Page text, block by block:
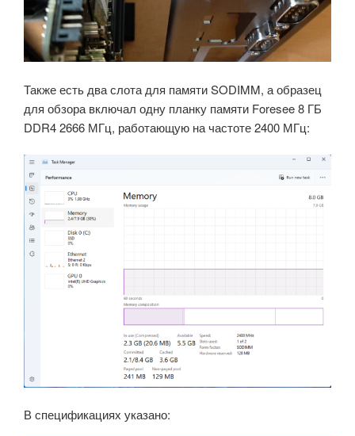
Также есть два слота для памяти SODIMM, а образец
для обзора включал одну планку памяти Foresee 8 ГБ
DDR4 2666 МГц, работающую на частоте 2400 МГц:
В спецификациях указано: